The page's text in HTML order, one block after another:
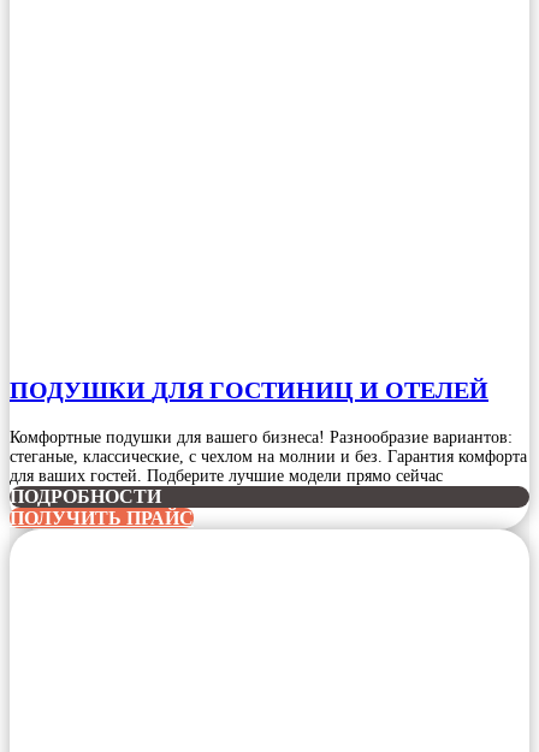
ПОДУШКИ ДЛЯ ГОСТИНИЦ И ОТЕЛЕЙ
Комфортные подушки для вашего бизнеса! Разнообразие вариантов:
стеганые, классические, с чехлом на молнии и без. Гарантия комфорта
для ваших гостей. Подберите лучшие модели прямо сейчас
ПОДРОБНОСТИ
ПОЛУЧИТЬ ПРАЙС